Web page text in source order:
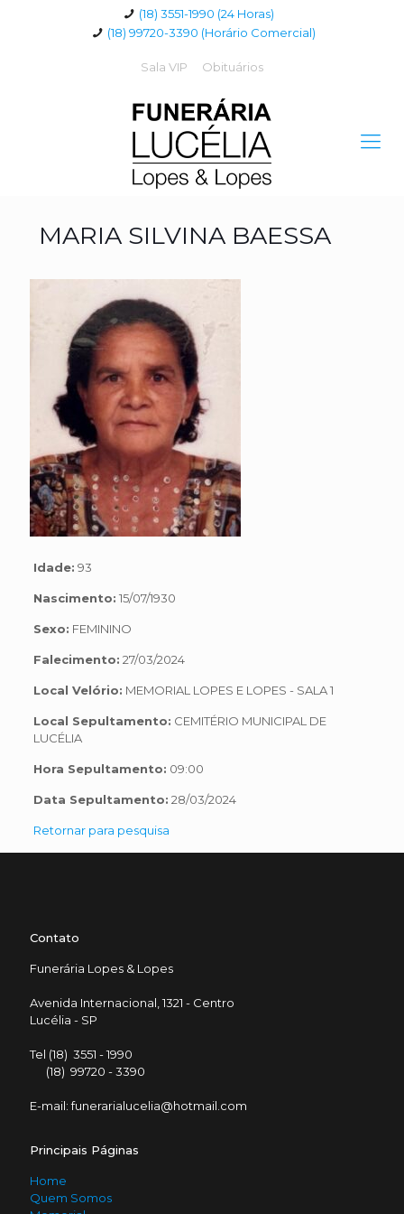
(18) 3551-1990 (24 Horas)
(18) 99720-3390 (Horário Comercial)
Sala VIP Obituários
MARIA SILVINA BAESSA
Idade: 93
Nascimento: 15/07/1930
Sexo: FEMININO
Falecimento: 27/03/2024
Local Velório: MEMORIAL LOPES E LOPES - SALA 1
Local Sepultamento: CEMITÉRIO MUNICIPAL DE
LUCÉLIA
Hora Sepultamento: 09:00
Data Sepultamento: 28/03/2024
Retornar para pesquisa
Contato
Funerária Lopes & Lopes
Avenida Internacional, 1321 - Centro
Lucélia - SP
Tel (18) 3551 - 1990
(18) 99720 - 3390
E-mail: funerarialucelia@hotmail.com
Principais Páginas
Home
Quem Somos